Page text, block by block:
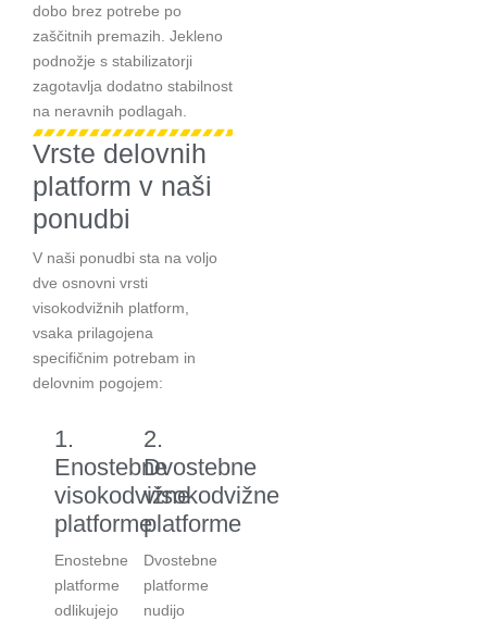
dobo brez potrebe po
zaščitnih premazih. Jekleno
podnožje s stabilizatorji
zagotavlja dodatno stabilnost
na neravnih podlagah.
Vrste delovnih
platform v naši
ponudbi
V naši ponudbi sta na voljo
dve osnovni vrsti
visokodvižnih platform,
vsaka prilagojena
specifičnim potrebam in
delovnim pogojem:
1.
Enostebne
visokodvižne
platforme
Enostebne
platforme
odlikujejo
2.
Dvostebne
visokodvižne
platforme
Dvostebne
platforme
nudijo